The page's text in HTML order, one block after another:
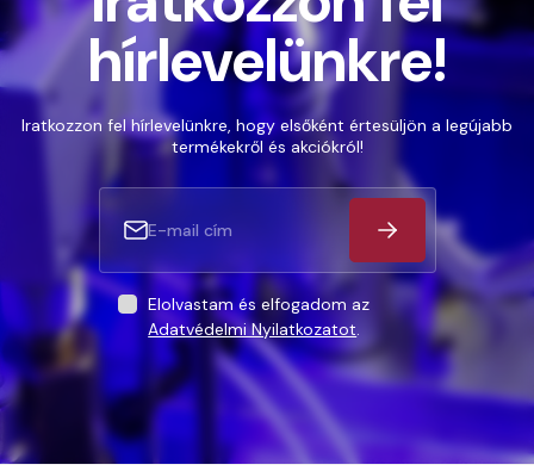
hírlevelünkre!
Iratkozzon fel hírlevelünkre, hogy elsőként értesüljön a legújabb
termékekről és akciókról!
Elolvastam és elfogadom az
Adatvédelmi Nyilatkozatot.